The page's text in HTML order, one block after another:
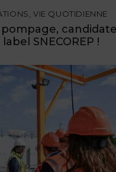
,VIE QUOTIDIENNE
SNECOREP !